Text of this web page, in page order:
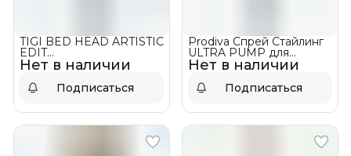
Нет в наличии
TIGI BED HEAD ARTISTIC
EDIT
МНОГОФУНКЦИОНАЛЬНЫЙ
КРЕМ - СТАЙЛИНГ
WAVE RIDER
Подписаться
Нет в наличии
Prodiva Спрей Стайлинг
ULTRA PUMP для
создания прикорневого
объёма АКЦИЯ!
Подписаться